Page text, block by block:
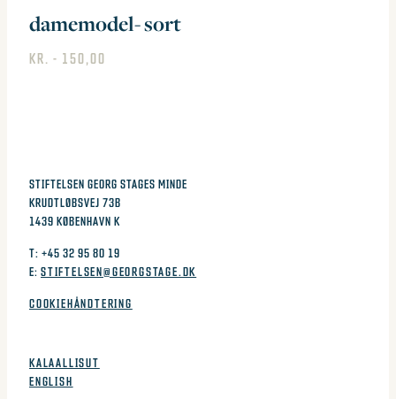
damemodel- sort
KR. 150,00
flere
varianter.
Mulighederne
kan
vælges
varesiden
STIFTELSEN GEORG STAGES MINDE
KRUDTLØBSVEJ 73B
1439 KØBENHAVN K
T: +45 32 95 80 19
E: STIFTELSEN@GEORGSTAGE.DK
COOKIEHÅNDTERING
KALAALLISUT
ENGLISH